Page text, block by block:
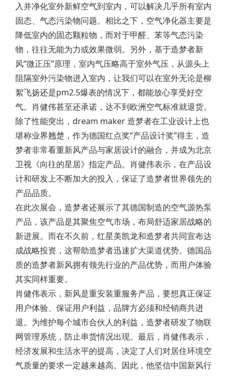
入并净化室外新鲜空气到室内，可以解决几乎所有室内
固态、气态污染物问题。相比之下，空气净化器主要是
降低室内的固态颗粒物，而对于甲醛、苯等气态污染
物，往往无能为力或效果微弱。另外，基于造梦者新
风“微正压”原理，室内气压略高于室外气压，从源头上
阻隔室外污染物进入室内，让我们可以在室外无论是柳
絮飞扬还是pm2.5爆表的情况下，都能放心享受好空
气。肖健伟甚至还承诺，达不到欧洲空气标准就退货。
除了性能突出，dream maker 造梦者在工业设计上也
堪称业界翘楚，作为德国红点奖“产品设计奖”得主，造
梦者非常看重新风产品与家居设计的融合，并成为北京
卫视《向往的星居》指定产品。肖健伟表示，在产品设
计和研发上不断加大的投入，保证了造梦者世界领先的
产品品质。
在此次展会，造梦者还展示了其德国制造的空气源热泵
产品，该产品是其聚焦空气市场，布局舒适家居战略的
新进展。而在不久前，红星美凯龙和造梦者共同宣布达
成战略投资，这帮助造梦者迅速扩大渠道优势。德国品
质的造梦者新风拥有领先行业的产品优势，而用户体验
其实同样重要。
肖健伟表示，新风是重安装重服务产品，要想真正保证
用户体验、保证用户利益，品牌方必须和经销商共进
退。为维护每个城市合伙人的利益，造梦者研发了物联
网管理系统，防止串货情况出现。最后，肖健伟表示，
经济发展和生活水平的提高，决定了人们对居住环境空
气质量的要求一定越来越高。因此，他坚信中国新风行